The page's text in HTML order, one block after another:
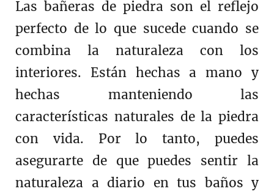
Las bañeras de piedra son el reflejo
perfecto de lo que sucede cuando se
combina la naturaleza con los
interiores. Están hechas a mano y
hechas manteniendo las
características naturales de la piedra
con vida. Por lo tanto, puedes
asegurarte de que puedes sentir la
naturaleza a diario en tus baños y